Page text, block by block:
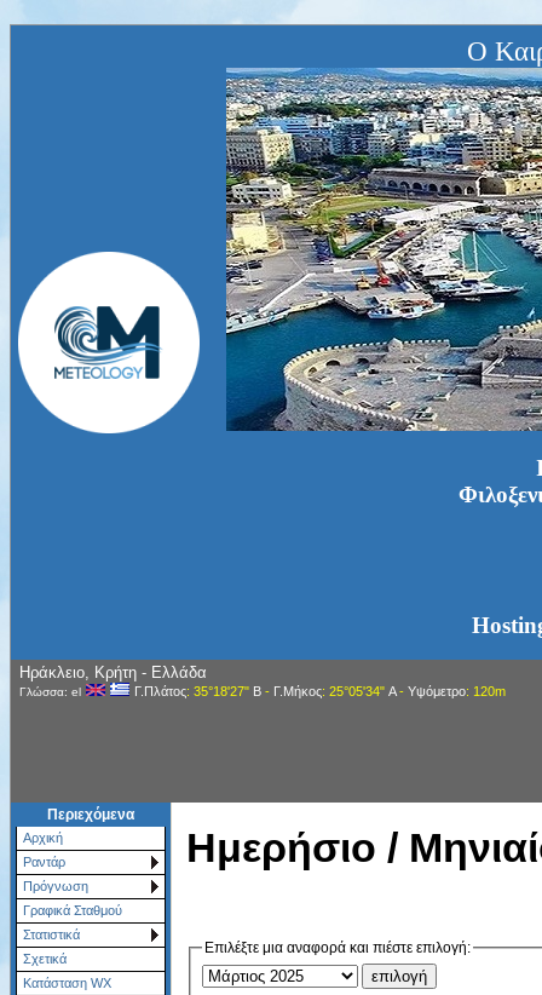
Ο
Ηράκλειο, Κρήτη - Ελλάδα
Γλώσσα: el Γ.Πλάτος: 35°18'27" Β- Γ.Μήκος: 25°05'34" Α- Υψόμετρο: 120m
Περιεχόμενα
Αρχική
Ραντάρ
Πρόγνωση
Γραφικά Σταθμού
Στατιστικά
Σχετικά
Κατάσταση WX
Ημερήσιο /
Επιλέξτε μια αναφορά και πιέστε επιλογή: